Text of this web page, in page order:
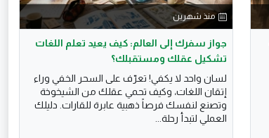
منذ شهرين
جواز سفرك إلى العالم: كيف يعيد تعلم اللغات
تشكيل عقلك ومستقبلك؟
لسان واحد لا يكفي! تعرّف على السحر الخفي وراء
إتقان اللغات، وكيف تحمي عقلك من الشيخوخة
وتصنع لنفسك فرصاً ذهبية عابرة للقارات. دليلك
العملي لتبدأ رحلة...